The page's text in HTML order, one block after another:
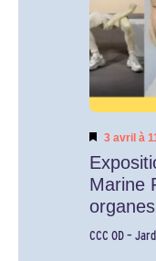
Mis
avant
3 avril à
Marine
CCC OD –